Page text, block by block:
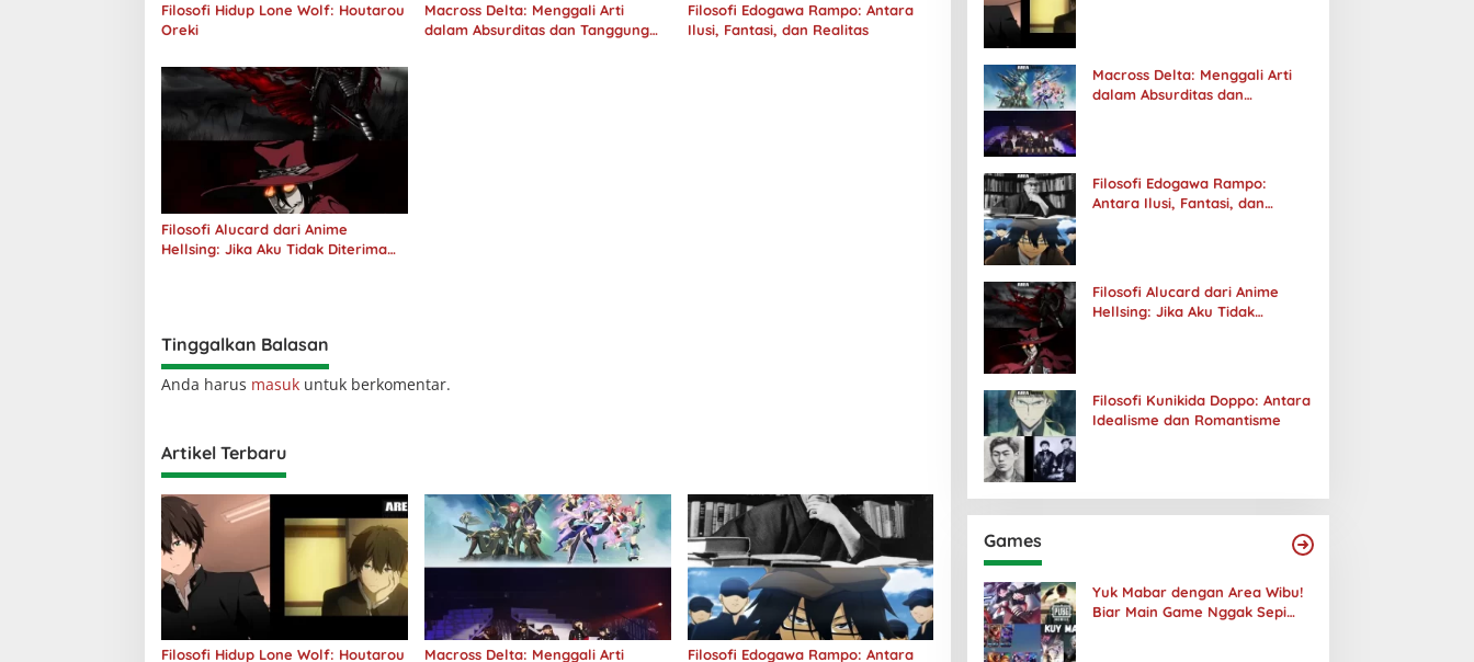
Filosofi Hidup Lone Wolf: Houtarou
Oreki
Macross Delta: Menggali Arti
dalam Absurditas dan Tanggung
Filosofi Edogawa Rampo: Antara
Ilusi, Fantasi, dan Realitas
Filosofi Alucard dari Anime
Hellsing: Jika Aku Tidak Diterima
Tinggalkan Balasan
Anda harus masuk untuk berkomentar.
Artikel Terbaru
Filosofi Hidup Lone Wolf: Houtarou
Macross Delta: Menggali Arti
Filosofi Edogawa Rampo: Antara
Macross Delta: Menggali Arti
dalam Absurditas dan
Filosofi Edogawa Rampo:
Antara Ilusi, Fantasi, dan
Filosofi Alucard dari Anime
Hellsing: Jika Aku Tidak
Filosofi Kunikida Doppo: Antara
Idealisme dan Romantisme
Games
Yuk Mabar dengan Area Wibu!
Biar Main Game Nggak Sepi